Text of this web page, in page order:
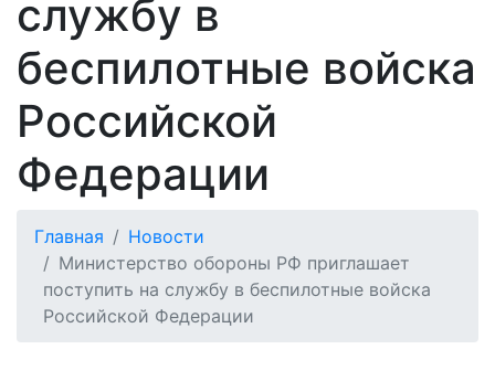
службу в
беспилотные войска
Российской
Федерации
Главная
Новости
Министерство обороны РФ приглашает
поступить на службу в беспилотные войска
Российской Федерации